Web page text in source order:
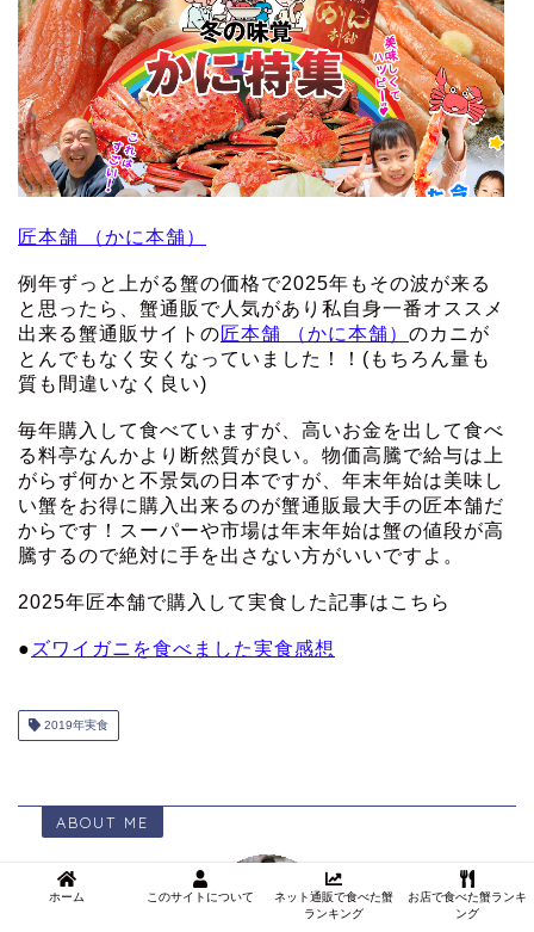
匠本舗 （かに本舗）
例年ずっと上がる蟹の価格で2025年もその波が来る
と思ったら、蟹通販で人気があり私自身一番オススメ
出来る蟹通販サイトの 匠本舗 （かに本舗） のカニが
とんでもなく安くなっていました！！(もちろん量も
質も間違いなく良い)
毎年購入して食べていますが、高いお金を出して食べ
る料亭なんかより断然質が良い。物価高騰で給与は上
がらず何かと不景気の日本ですが、年末年始は美味し
い蟹をお得に購入出来るのが蟹通販最大手の匠本舗だ
からです！スーパーや市場は年末年始は蟹の値段が高
騰するので絶対に手を出さない方がいいですよ。
2025年匠本舗で購入して実食した記事はこちら
● ズワイガニを食べました実食感想
2019年実食
ABOUT ME
ホーム このサイトについて
ネット通販で食べた蟹
ランキング
お店で食べた蟹ランキ
ング